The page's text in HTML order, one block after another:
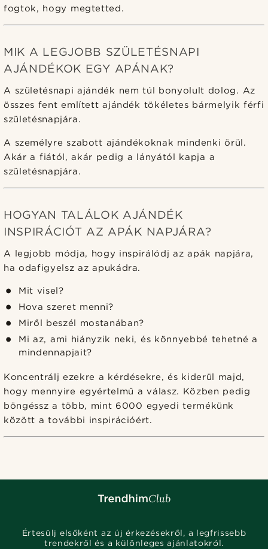
fogtok, hogy megtetted.
MIK A LEGJOBB SZÜLETÉSNAPI
AJÁNDÉKOK EGY APÁNAK?
A születésnapi ajándék nem túl bonyolult dolog. Az
összes fent említett ajándék tökéletes bármelyik férfi
születésnapjára.
A személyre szabott ajándékoknak mindenki örül.
Akár a fiától, akár pedig a lányától kapja a
születésnapjára.
HOGYAN TALÁLOK AJÁNDÉK
INSPIRÁCIÓT AZ APÁK NAPJÁRA?
A legjobb módja, hogy inspirálódj az apák napjára,
ha odafigyelsz az apukádra.
Mit visel?
Hova szeret menni?
Miről beszél mostanában?
Mi az, ami hiányzik neki, és könnyebbé tehetné a
mindennapjait?
Koncentrálj ezekre a kérdésekre, és kiderül majd,
hogy mennyire egyértelmű a válasz. Közben pedig
böngéssz a több, mint 6000 egyedi termékünk
között a további inspirációért.
Értesülj elsőként az új érkezésekről, a legfrissebb
trendekről és a különleges ajánlatokról.